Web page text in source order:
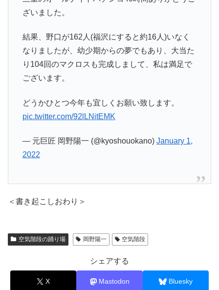
ざいました。
結果、野口が162人(福沢にすると約16人)いなく
なりましたが、幼少期からの夢でもあり、大当た
り104回のマクロスも完成しまして、私は満足で
ございます。
どうかひとつ今年も宜しくお願い致します。
pic.twitter.com/92lLNitEMK
— 元巨匠 岡野陽一 (@kyoshouokano) January 1,
2022
＜書き起こしおわり＞
空気階段の踊り場 岡野陽一 空気階段
シェアする
X Mastodon Bluesky